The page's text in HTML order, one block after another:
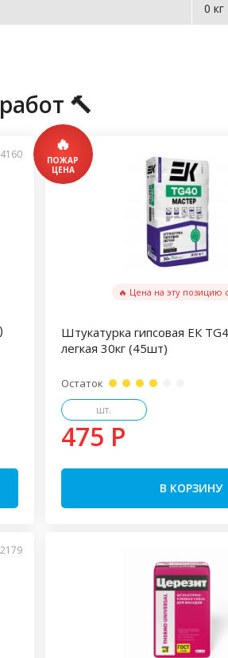
0 кг
🔨
🔥 Цена на эту позицию
Штукатурка гипсовая ЕК
легкая 30кг (45шт)
Остаток
шт.
475 P
В КОРЗИНУ